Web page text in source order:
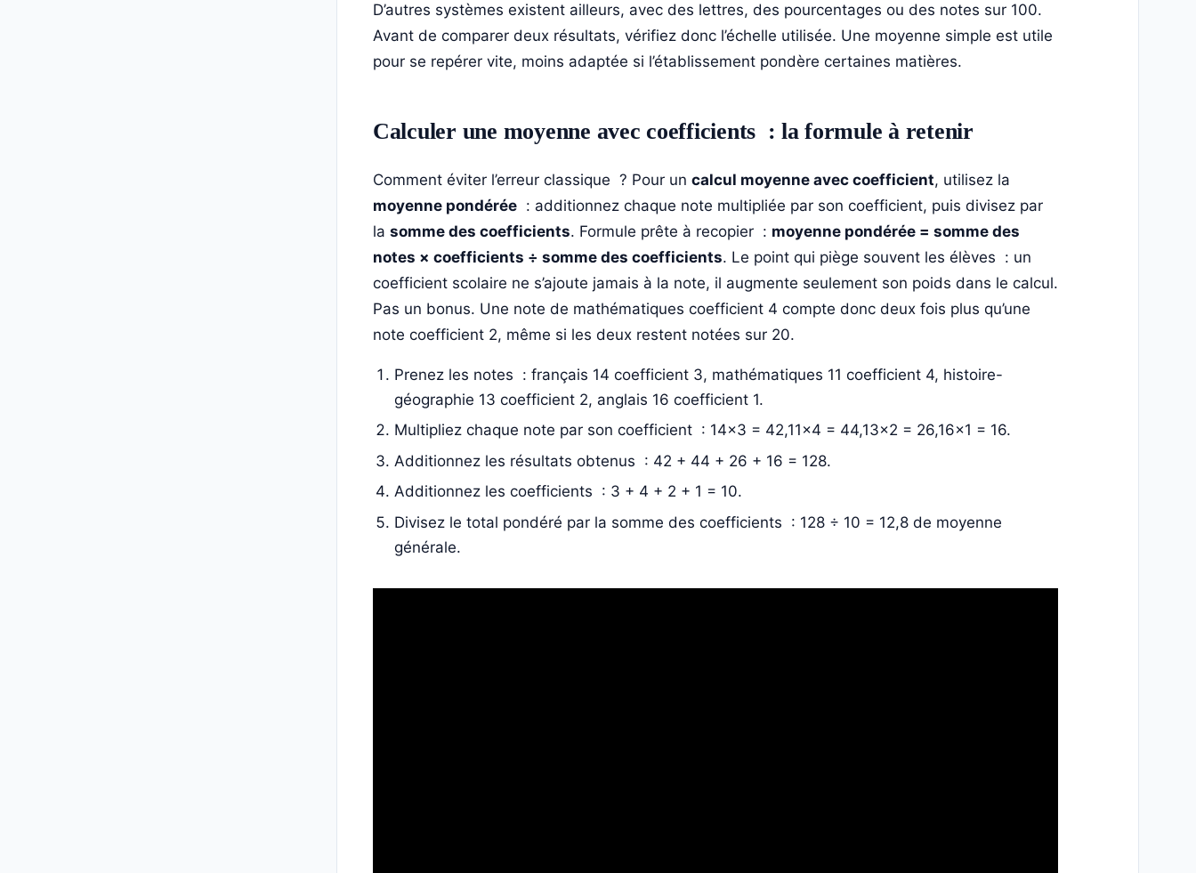
D’autres systèmes existent ailleurs, avec des lettres, des pourcentages ou des notes sur 100.
Avant de comparer deux résultats, vérifiez donc l’échelle utilisée. Une moyenne simple est utile
pour se repérer vite, moins adaptée si l’établissement pondère certaines matières.
Calculer une moyenne avec coefficients : la formule à retenir
Comment éviter l’erreur classique ? Pour un calcul moyenne avec coefficient, utilisez la
moyenne pondérée: additionnez chaque note multipliée par son coefficient, puis divisez par
la somme des coefficients. Formule prête à recopier : moyenne pondérée = somme des
notes × coefficients ÷ somme des coefficients. Le point qui piège souvent les élèves : un
coefficient scolaire ne s’ajoute jamais à la note, il augmente seulement son poids dans le calcul.
Pas un bonus. Une note de mathématiques coefficient 4 compte donc deux fois plus qu’une
note coefficient 2, même si les deux restent notées sur 20.
Prenez les notes : français 14 coefficient 3, mathématiques 11 coefficient 4, histoire-
géographie 13 coefficient 2, anglais 16 coefficient 1.
Multipliez chaque note par son coefficient : 14×3 = 42,11×4 = 44,13×2 = 26,16×1 = 16.
Additionnez les résultats obtenus : 42 + 44 + 26 + 16 = 128.
Additionnez les coefficients : 3 + 4 + 2 + 1 = 10.
Divisez le total pondéré par la somme des coefficients : 128 ÷ 10 = 12,8 de moyenne
générale.